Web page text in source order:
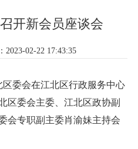
开新会员座谈会
2023-02-22 17:43:35
区委会在江北区行政服务中心
区委会主委、江北区政协副
会专职副主委肖渝妹主持会